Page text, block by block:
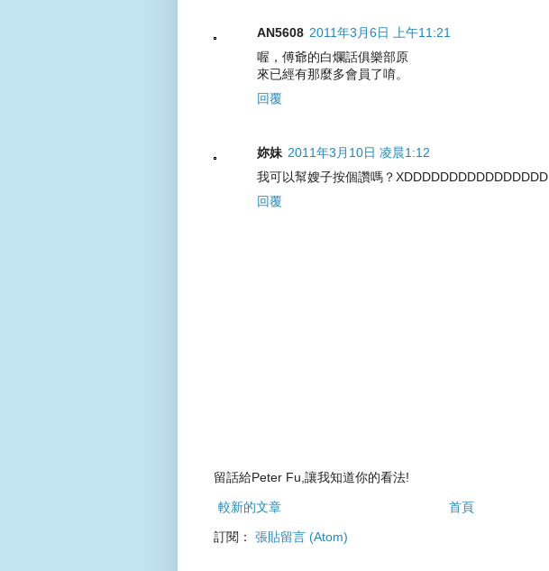
AN5608 2011年3月6日 上午11:21
喔，傅爺的白爛話俱樂部原
來已經有那麼多會員了唷。
回覆
妳妹 2011年3月10日 凌晨1:12
我可以幫嫂子按個讚嗎？XDDDDDDDDDDDDDDDD
回覆
留話給Peter Fu,讓我知道你的看法!
較新的文章 首頁
訂閱： 張貼留言 (Atom)